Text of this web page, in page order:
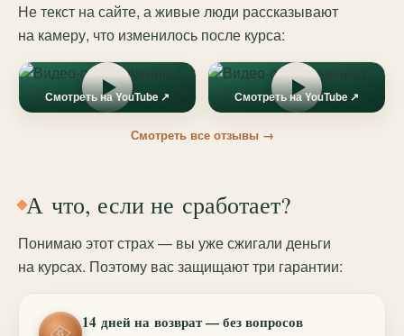
Не текст на сайте, а живые люди рассказывают
на камеру, что изменилось после курса:
Смотреть на YouTube ↗ Смотреть на YouTube ↗
Смотреть все отзывы →
А что, если не сработает?
Понимаю этот страх — вы уже сжигали деньги
на курсах. Поэтому вас защищают три гарантии:
14 дней на возврат — без вопросов